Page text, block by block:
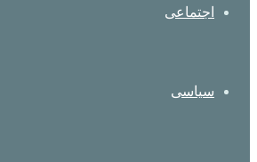
اجتماعی
سیاسی